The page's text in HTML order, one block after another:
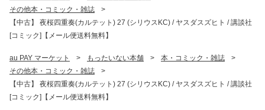
その他本・コミック・雑誌
>
【中古】 夜桜四重奏(カルテット) 27 (シリウスKC) / ヤスダスズヒト / 講談社
[コミック]【メール便送料無料】
au PAY マーケット > もったいない本舗 > 本・コミック・雑誌
>
その他本・コミック・雑誌
>
【中古】 夜桜四重奏(カルテット) 27 (シリウスKC) / ヤスダスズヒト / 講談社
[コミック]【メール便送料無料】